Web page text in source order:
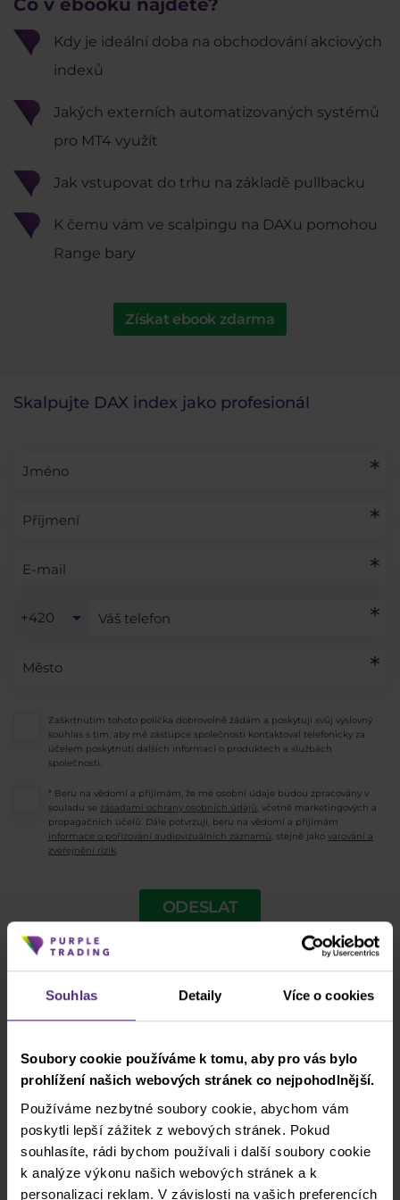
Souhlas Detaily Více o cookies
Soubory cookie používáme k tomu, aby pro vás bylo
prohlížení našich webových stránek co nejpohodlnější.
Používáme nezbytné soubory cookie, abychom vám
poskytli lepší zážitek z webových stránek. Pokud
souhlasíte, rádi bychom používali i další soubory cookie
k analýze výkonu našich webových stránek a k
personalizaci reklam. V závislosti na vašich preferencích
Co v ebooku najdete?
Kdy je ideální doba na obchodování akciových
indexů
Jakých externích automatizovaných systémů
pro MT4 využít
Jak vstupovat do trhu na základě pullbacku
K čemu vám ve scalpingu na DAXu pomohou
Range bary
Získat ebook zdarma
Skalpujte DAX index jako profesionál
+420
Zaškrtnutím tohoto políčka dobrovolně žádám a poskytuji svůj výslovný
souhlas s tím, aby mě zástupce společnosti kontaktoval telefonicky za
účelem poskytnutí dalších informací o produktech a službách
společnosti.
* Beru na vědomí a přijímám, že mé osobní údaje budou zpracovány v
souladu se zásadami ochrany osobních údajů , včetně marketingových a
propagačních účelů. Dále potvrzuji, beru na vědomí a přijímám
informace o pořizování audiovizuálních záznamů , stejně jako varování a
zveřejnění rizik
ODESLAT
Odběr newsletteru
Odebírat
* Beru na vědomí a přijímám, že mé osobní údaje budou zpracovány v
souladu sezásadami ochrany osobních údajů, včetně marketingových
a propagačních účelů. Dále potvrzuji, beru na vědomí a přijímám